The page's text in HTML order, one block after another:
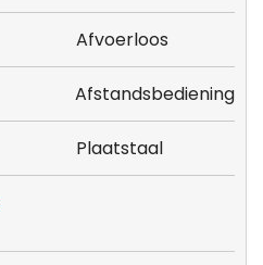
Afvoerloos
Afstandsbediening
Plaatstaal